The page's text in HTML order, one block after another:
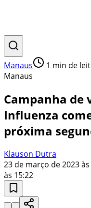
Manaus 1 min de
Manaus
Campanha de
Influenza
próxima
Klauson Dutra
23 de março de 2023
às 15:22